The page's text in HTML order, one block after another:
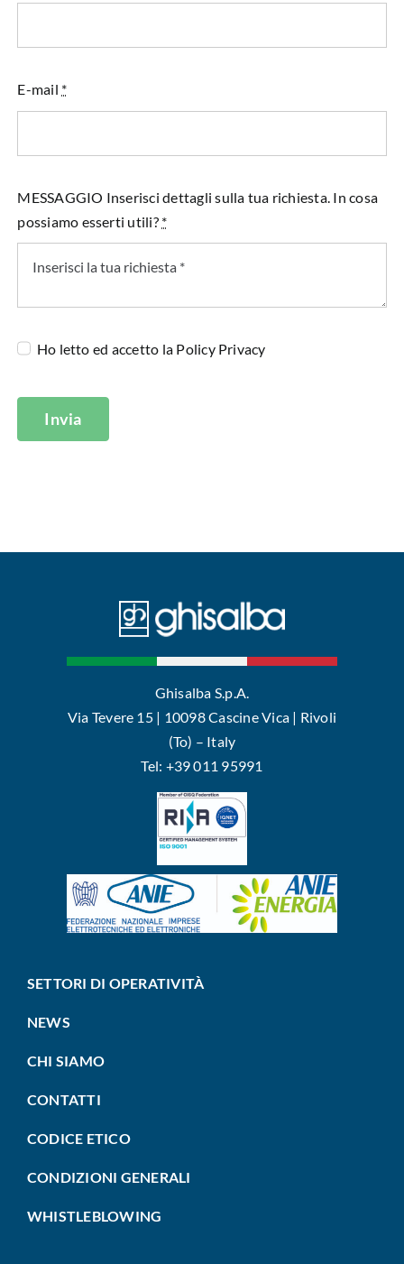
E-mail *
MESSAGGIO Inserisci dettagli sulla tua richiesta. In cosa
possiamo esserti utili? *
Ho letto ed accetto la Policy Privacy
Invia
Ghisalba S.p.A.
Via Tevere 15 | 10098 Cascine Vica | Rivoli
(To) – Italy
Tel: +39 011 95991
SETTORI DI OPERATIVITÀ
NEWS
CHI SIAMO
CONTATTI
CODICE ETICO
CONDIZIONI GENERALI
WHISTLEBLOWING